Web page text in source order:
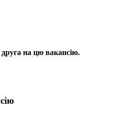
на цю вакансію.